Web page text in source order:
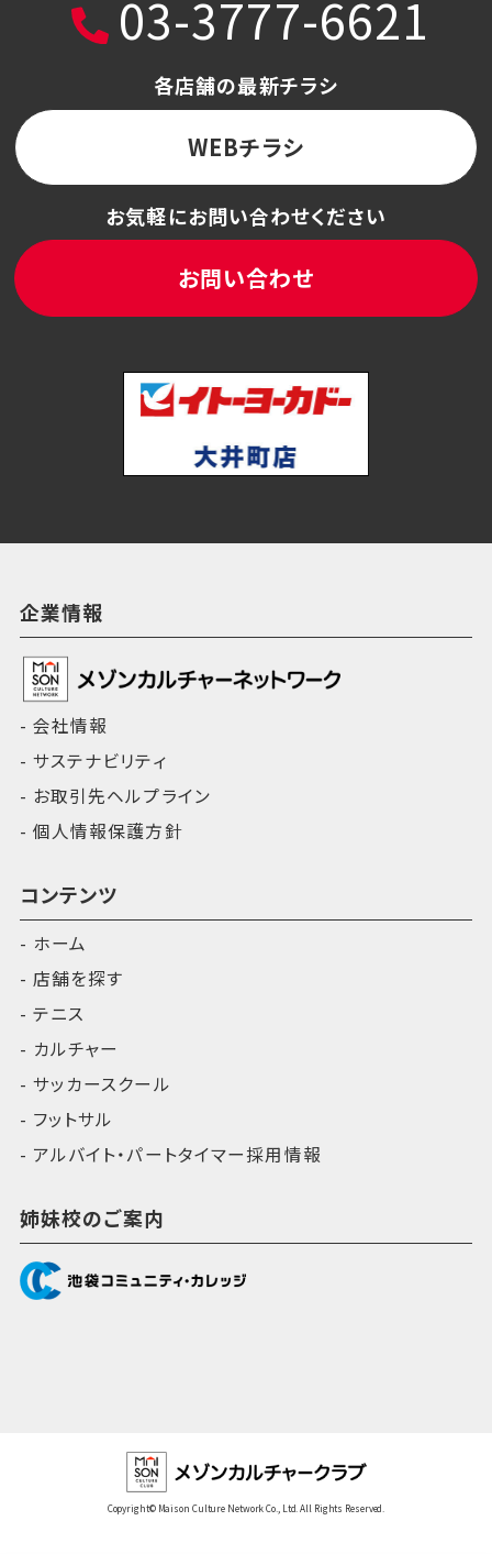
03-3777-6621
各店舗の最新チラシ
WEBチラシ
お気軽にお問い合わせください
お問い合わせ
企業情報
会社情報
サステナビリティ
お取引先ヘルプライン
個人情報保護方針
コンテンツ
ホーム
店舗を探す
テニス
カルチャー
サッカースクール
フットサル
アルバイト・パートタイマー採用情報
姉妹校のご案内
Copyright© Maison Culture Network Co., Ltd. All Rights Reserved.